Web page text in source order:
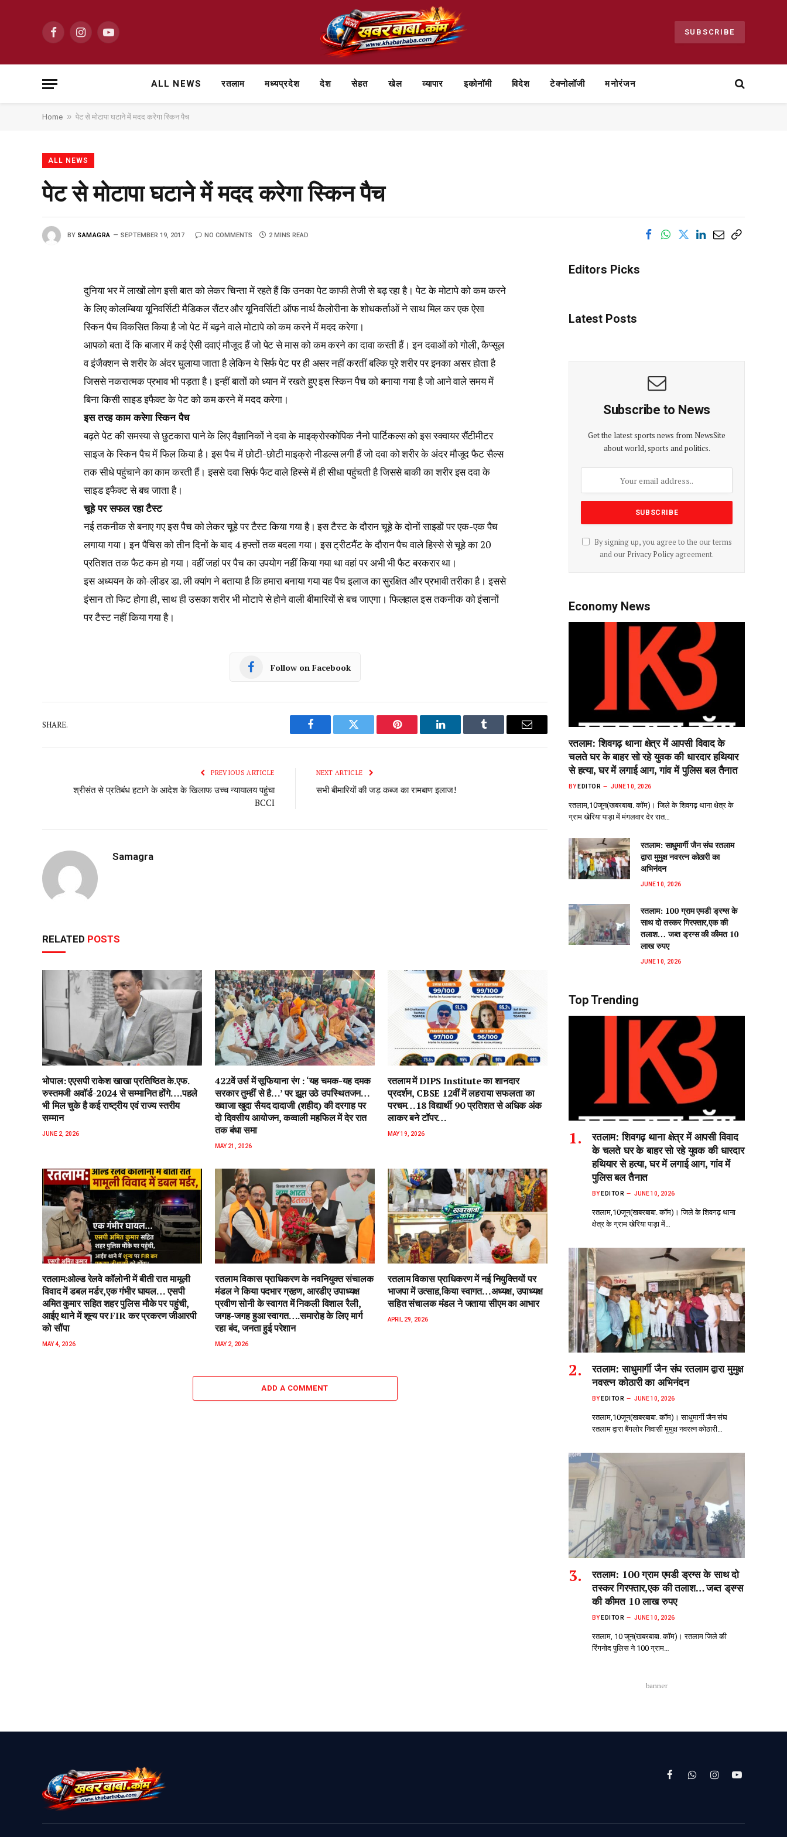
FacebookInstagramYouTube SUBSCRIBE
ALL NEWS रतलाम मध्यप्रदेश देश सेहत खेल व्यापार ⁠इकोनॉमी विदेश टेक्नोलॉजी मनोरंजन
Home » पेट से मोटापा घटाने में मदद करेगा स्किन पैच
ALL NEWS
पेट से मोटापा घटाने में मदद करेगा स्किन पैच
BY SAMAGRA SEPTEMBER 19, 2017 NO COMMENTS 2 MINS READ
दुनिया भर में लाखों लोग इसी बात को लेकर चिन्ता में रहते हैं कि उनका पेट काफी तेजी से बढ़ रहा है। पेट के मोटापे को कम करने
के लिए कोलम्बिया यूनिवर्सिटी मैडिकल सैंटर और यूनिवर्सिटी ऑफ नार्थ कैलोरीना के शोधकर्ताओं ने साथ मिल कर एक ऐसा
स्किन पैच विकसित किया है जो पेट में बढ़ने वाले मोटापे को कम करने में मदद करेगा।
आपको बता दें कि बाजार में कई ऐसी दवाएं मौजूद हैं जो पेट से मास को कम करने का दावा करती हैं। इन दवाओं को गोली, कैप्सूल
व इंजैक्शन से शरीर के अंदर घुलाया जाता है लेकिन ये सिर्फ पेट पर ही असर नहीं करतीं बल्कि पूरे शरीर पर इनका असर होता है
जिससे नकरात्मक प्रभाव भी पड़ता है। इन्हीं बातों को ध्यान में रखते हुए इस स्किन पैच को बनाया गया है जो आने वाले समय में
बिना किसी साइड इफैक्ट के पेट को कम करने में मदद करेगा।
इस तरह काम करेगा स्किन पैच
बढ़ते पेट की समस्या से छुटकारा पाने के लिए वैज्ञानिकों ने दवा के माइक्रोस्कोपिक नैनो पार्टिकल्स को इस स्क्वायर सैंटीमीटर
साइज के स्किन पैच में फिल किया है। इस पैच में छोटी-छोटी माइक्रो नीडल्स लगी हैं जो दवा को शरीर के अंदर मौजूद फैट सैल्स
तक सीधे पहुंचाने का काम करती हैं। इससे दवा सिर्फ फैट वाले हिस्से में ही सीधा पहुंचती है जिससे बाकी का शरीर इस दवा के
साइड इफैक्ट से बच जाता है।
चूहे पर सफल रहा टैस्ट
नई तकनीक से बनाए गए इस पैच को लेकर चूहे पर टैस्ट किया गया है। इस टैस्ट के दौरान चूहे के दोनों साइडों पर एक-एक पैच
लगाया गया। इन पैचिस को तीन दिनों के बाद 4 हफ्तों तक बदला गया। इस ट्रीटमैंट के दौरान पैच वाले हिस्से से चूहे का 20
प्रतिशत तक फैट कम हो गया। वहीं जहां पर पैच का उपयोग नहीं किया गया था वहां पर अभी भी फैट बरकरार था।
इस अध्ययन के को-लीडर डा. ली क्यांग ने बताया है कि हमारा बनाया गया यह पैच इलाज का सुरक्षित और प्रभावी तरीका है। इससे
इंसान तो फिट होगा ही, साथ ही उसका शरीर भी मोटापे से होने वाली बीमारियों से बच जाएगा। फिलहाल इस तकनीक को इंसानों
पर टैस्ट नहीं किया गया है।
Follow on Facebook
SHARE.
Facebook Twitter Pinterest LinkedIn Tumblr Email
PREVIOUS ARTICLE
श्रीसंत से प्रतिबंध हटाने के आदेश के खिलाफ उच्च न्यायालय पहुंचा
BCCI
NEXT ARTICLE
सभी बीमारियों की जड़ कब्ज का रामबाण इलाज!
Samagra
RELATED POSTS
भोपाल: एएसपी राकेश‌ खाखा प्रतिष्ठित के.एफ.
रुस्तमजी अवॉर्ड-2024 से सम्मानित होंगे….पहले
भी मिल चुके है कई राष्ट्रीय एवं राज्य स्तरीय
सम्मान
JUNE 2, 2026
422वें उर्स में सूफियाना रंग : ‘यह चमक-यह दमक
सरकार तुम्हीं से है…’ पर झूम उठे उपस्थितजन…
ख्वाजा खुदा सैयद दादाजी (शहीद) की दरगाह पर
दो दिवसीय आयोजन, कव्वाली महफिल में देर रात
तक बंधा समा
MAY 21, 2026
रतलाम में DIPS Institute का शानदार
प्रदर्शन, CBSE 12वीं में लहराया सफलता का
परचम…18 विद्यार्थी 90 प्रतिशत से अधिक अंक
लाकर बने टॉपर…
MAY 19, 2026
रतलाम:ओल्ड रेलवे कॉलोनी में बीती रात मामूली
विवाद में डबल मर्डर,एक गंभीर घायल… एसपी
अमित कुमार सहित शहर पुलिस मौके पर पहुंची,
आईए थाने में शून्य पर FIR कर प्रकरण जीआरपी
को सौंपा
MAY 4, 2026
रतलाम विकास प्राधिकरण के नवनियुक्त संचालक
मंडल ने किया पदभार ग्रहण, आरडीए उपाध्यक्ष
प्रवीण सोनी के स्वागत में निकली विशाल रैली,
जगह-जगह हुआ स्वागत….समारोह के लिए मार्ग
रहा बंद, जनता हुई परेशान
MAY 2, 2026
रतलाम विकास प्राधिकरण में नई नियुक्तियों पर
भाजपा में उत्साह,किया स्वागत…अध्यक्ष, उपाध्यक्ष
सहित संचालक मंडल ने जताया सीएम का आभार
APRIL 29, 2026
ADD A COMMENT
Editors Picks
Latest Posts
Subscribe to News
Get the latest sports news from NewsSite
about world, sports and politics.
By signing up, you agree to the our terms
and our Privacy Policyagreement.
Economy News
रतलाम: शिवगढ़ थाना क्षेत्र में आपसी विवाद के
चलते घर के बाहर सो‌ रहे युवक की धारदार हथियार
से हत्या, घर में लगाई आग, गांव में पुलिस बल तैनात
BY EDITOR JUNE 10, 2026
रतलाम,10जून(खबरबाबा. कॉम)। जिले के शिवगढ़ थाना क्षेत्र के
ग्राम खेरिया पाड़ा में मंगलवार देर रात…
रतलाम: साधुमार्गी जैन संघ रतलाम
द्वारा मुमुक्ष नवरत्न कोठारी का
अभिनंदन
JUNE 10, 2026
रतलाम: 100 ग्राम एमडी ड्रग्स के
साथ दो तस्कर गिरफ्तार,एक की
तलाश… जब्त ड्रग्स की कीमत 10
लाख रुपए
JUNE 10, 2026
Top Trending
रतलाम: शिवगढ़ थाना क्षेत्र में आपसी विवाद
के चलते घर के बाहर सो‌ रहे युवक की धारदार
हथियार से हत्या, घर में लगाई आग, गांव में
पुलिस बल तैनात
BY EDITOR JUNE 10, 2026
रतलाम,10जून(खबरबाबा. कॉम)। जिले के शिवगढ़ थाना
क्षेत्र के ग्राम खेरिया पाड़ा में…
रतलाम: साधुमार्गी जैन संघ रतलाम द्वारा मुमुक्ष
नवरत्न कोठारी का अभिनंदन
BY EDITOR JUNE 10, 2026
रतलाम,10जून(खबरबाबा. कॉम)। साधुमार्गी जैन संघ
रतलाम द्वारा बैंगलोर निवासी मुमुक्ष नवरत्न कोठारी…
रतलाम: 100 ग्राम एमडी ड्रग्स के साथ दो
तस्कर गिरफ्तार,एक की तलाश… जब्त ड्रग्स
की कीमत 10 लाख रुपए
BY EDITOR JUNE 10, 2026
रतलाम, 10 जून(खबरबाबा. कॉम)। रतलाम जिले की
रिंगनोद पुलिस ने 100 ग्राम…
banner
FacebookWhatsAppInstagramYouTube